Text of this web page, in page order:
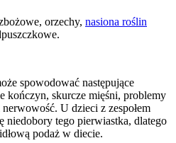
orzechy, nasiona roślin
spowodować następujące
kończyn, skurcze mięśni, problemy
U dzieci z zespołem
niedobory tego pierwiastka, dlatego
podaż w diecie.